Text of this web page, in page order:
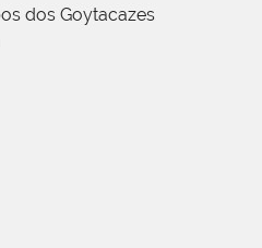
dos Goytacazes